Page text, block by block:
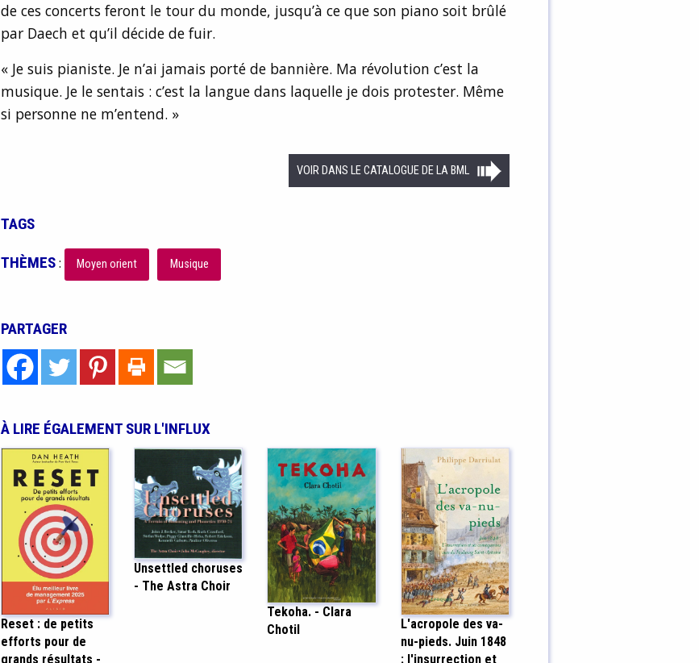
de ces concerts feront le tour du monde, jusqu’à ce que son piano soit brûlé
par Daech et qu’il décide de fuir.
« Je suis pianiste. Je n’ai jamais porté de bannière. Ma révolution c’est la
musique. Je le sentais : c’est la langue dans laquelle je dois protester. Même
si personne ne m’entend. »
VOIR DANS LE CATALOGUE DE LA BML
TAGS
THÈMES: Moyen orient Musique
PARTAGER
À LIRE ÉGALEMENT SUR L'INFLUX
Reset : de petits
efforts pour de
grands résultats -
Unsettled choruses
- The Astra Choir
Tekoha. - Clara
Chotil
L'acropole des va-
nu-pieds. Juin 1848
: l'insurrection et